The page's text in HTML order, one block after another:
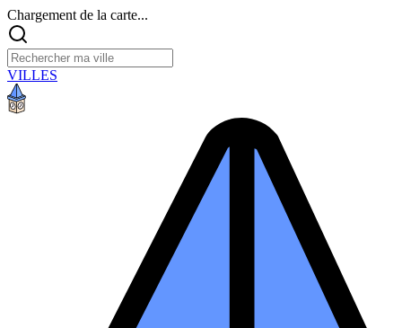
Chargement de la carte...
VILLES